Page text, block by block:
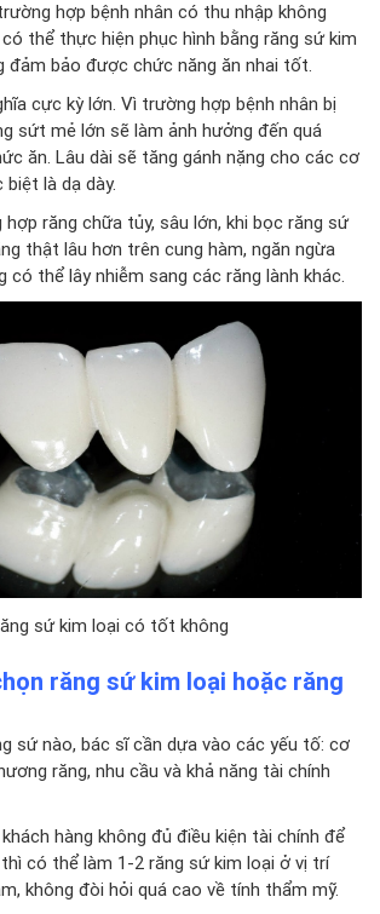
hợp bệnh nhân có thu nhập không
thể thực hiện phục hình bằng răng sứ kim
đảm bảo được chức năng ăn nhai tốt.
cực kỳ lớn. Vì trường hợp bệnh nhân bị
sứt mẻ lớn sẽ làm ảnh hưởng đến quá
ăn. Lâu dài sẽ tăng gánh nặng cho các cơ
là dạ dày.
răng chữa tủy, sâu lớn, khi bọc răng sứ
thật lâu hơn trên cung hàm, ngăn ngừa
có thể lây nhiễm sang các răng lành khác.
sứ kim loại có tốt không
răng sứ kim loại hoặc răng
sứ nào, bác sĩ cần dựa vào các yếu tố: cơ
răng, nhu cầu và khả năng tài chính
hàng không đủ điều kiện tài chính để
có thể làm 1-2 răng sứ kim loại ở vị trí
không đòi hỏi quá cao về tính thẩm mỹ.